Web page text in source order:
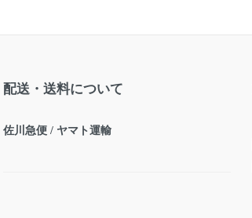
配送・送料について
佐川急便 / ヤマト運輸